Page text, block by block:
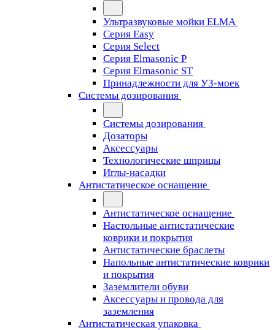
Ультразвуковые мойки ELMA
Серия Easy
Серия Select
Серия Elmasonic P
Серия Elmasonic ST
Принадлежности для УЗ-моек
Системы дозирования
Системы дозирования
Дозаторы
Аксессуары
Технологические шприцы
Иглы-насадки
Антистатическое оснащение
Антистатическое оснащение
Настольные антистатические
коврики и покрытия
Антистатические браслеты
Напольные антистатические коврики
и покрытия
Заземлители обуви
Аксессуары и провода для
заземления
Антистатическая упаковка